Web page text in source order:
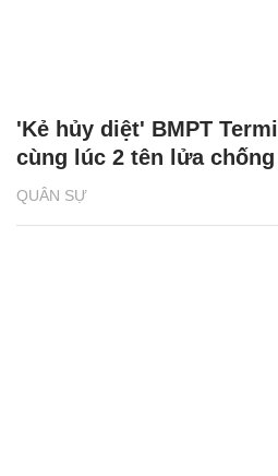
QUÂN SỰ
'Kẻ hủy diệt' BMPT
cùng lúc 2 tên lửa